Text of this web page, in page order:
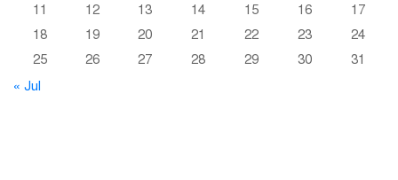
11
12 13 14 15 16
17
18
19 20 21 22 23
24
25
26 27 28 29 30
31
« Jul